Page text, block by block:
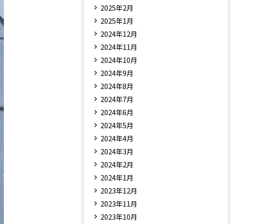
2025年2月
2025年1月
2024年12月
2024年11月
2024年10月
2024年9月
2024年8月
2024年7月
2024年6月
2024年5月
2024年4月
2024年3月
2024年2月
2024年1月
2023年12月
2023年11月
2023年10月